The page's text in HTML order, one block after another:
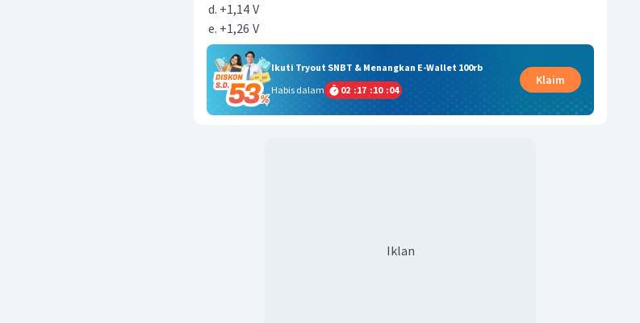
+1,14 V
+1,26 V
Ikuti Tryout SNBT & Menangkan E-Wallet 100rb
Habis dalam
02 :17 :10 :03
Klaim
Iklan